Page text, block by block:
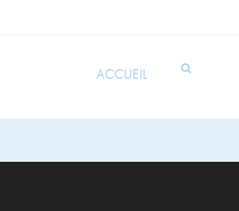
ACCUEIL